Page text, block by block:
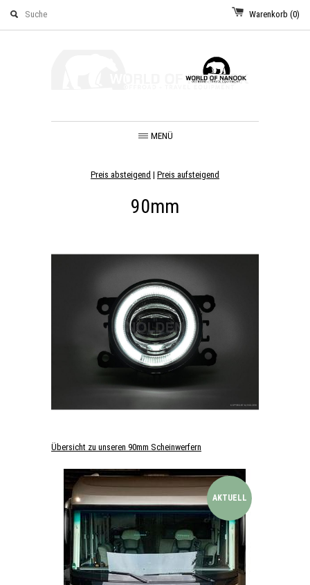
Warenkorb (0)
MENÜ
Preis absteigend | Preis aufsteigend
90mm
Übersicht zu unseren 90mm Scheinwerfern
AKTUELL